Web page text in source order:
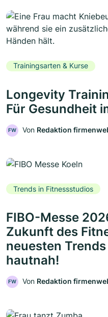
Trainingsarten & Kurse
Longevity
Für Gesundheit
FW Von Redaktion
Trends in Fitnessstudios
FIBO-Messe
Zukunft des
neuesten
hautnah!
FW Von Redaktion